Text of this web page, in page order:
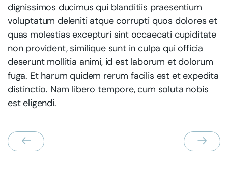
dignissimos ducimus qui blanditiis praesentium
voluptatum deleniti atque corrupti quos dolores et
quas molestias excepturi sint occaecati cupiditate
non provident, similique sunt in culpa qui officia
deserunt mollitia animi, id est laborum et dolorum
fuga. Et harum quidem rerum facilis est et expedita
distinctio. Nam libero tempore, cum soluta nobis
est eligendi.